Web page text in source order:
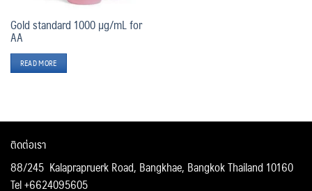
Gold standard 1000 µg/mL for
AA
READ MORE
ติดต่อเรา
88/245 Kalaprapruerk Road, Bangkhae, Bangkok Thailand 10160
Tel +6624095605